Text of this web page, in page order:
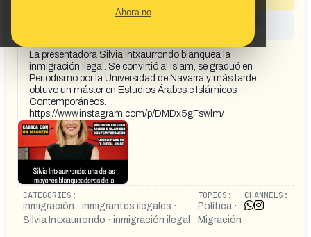
Ahora no
This content has not yet been investigated by the
CONTENT DETAIL:
La presentadora Silvia Intxaurrondo blanquea la
inmigración ilegal. Se convirtió al islam, se graduó en
Periodismo por la Universidad de Navarra y más tarde
obtuvo un máster en Estudios Árabes e Islámicos
Contemporáneos.
https://www.instagram.com/p/DMDx5gFswlm/
CATEGORIES:
inmigración · inmigrantes ilegales ·
Silvia Intxaurrondo · inmigración ilegal
TOPICS:
Política ·
Migración
CHANNELS: